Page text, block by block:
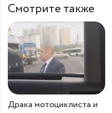
Смотрите также
Драка мотоциклиста и